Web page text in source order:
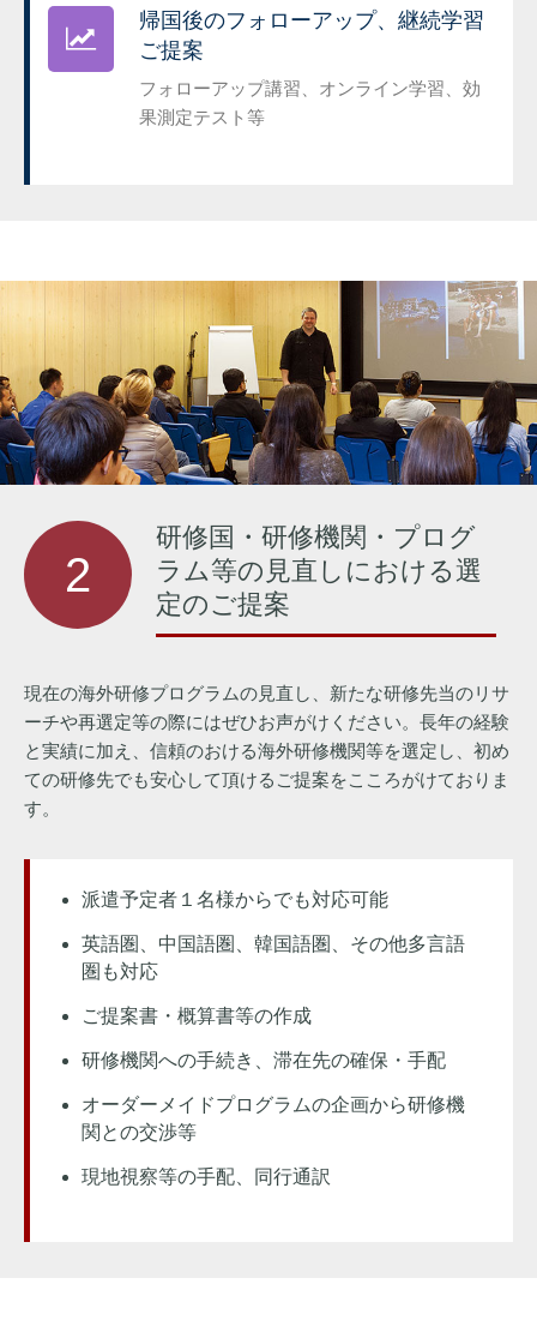
帰国後のフォローアップ、継続学習
ご提案
フォローアップ講習、オンライン学習、効
果測定テスト等
2
研修国・研修機関・プログ
ラム等の見直しにおける選
定のご提案
現在の海外研修プログラムの見直し、新たな研修先当のリサ
ーチや再選定等の際にはぜひお声がけください。長年の経験
と実績に加え、信頼のおける海外研修機関等を選定し、初め
ての研修先でも安心して頂けるご提案をこころがけておりま
す。
派遣予定者１名様からでも対応可能
英語圏、中国語圏、韓国語圏、その他多言語
圏も対応
ご提案書・概算書等の作成
研修機関への手続き、滞在先の確保・手配
オーダーメイドプログラムの企画から研修機
関との交渉等
現地視察等の手配、同行通訳